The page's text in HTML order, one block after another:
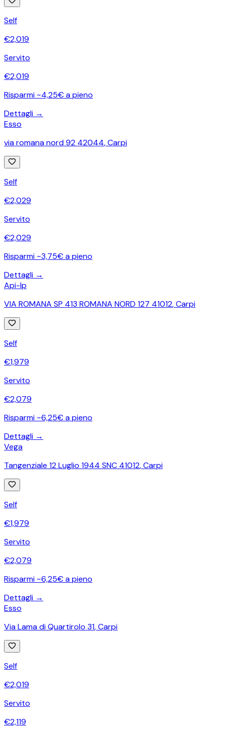
Self
€2,019
Servito
€2,019
Risparmi ~4,25€ a pieno
Dettagli →
Esso
via romana nord 92 42044,Carpi
Self
€2,029
Servito
€2,029
Risparmi ~3,75€ a pieno
Dettagli →
Api-Ip
VIA ROMANA SP 413 ROMANA NORD 127 41012,Carpi
Self
€1,979
Servito
€2,079
Risparmi ~6,25€ a pieno
Dettagli →
Vega
Tangenziale 12 Luglio 1944 SNC 41012,Carpi
Self
€1,979
Servito
€2,079
Risparmi ~6,25€ a pieno
Dettagli →
Esso
Via Lama di Quartirolo 31,Carpi
Self
€2,019
Servito
€2,119